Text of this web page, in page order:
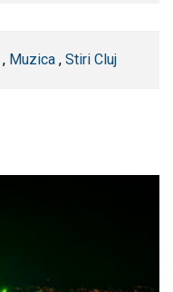
, Muzica , Stiri Cluj